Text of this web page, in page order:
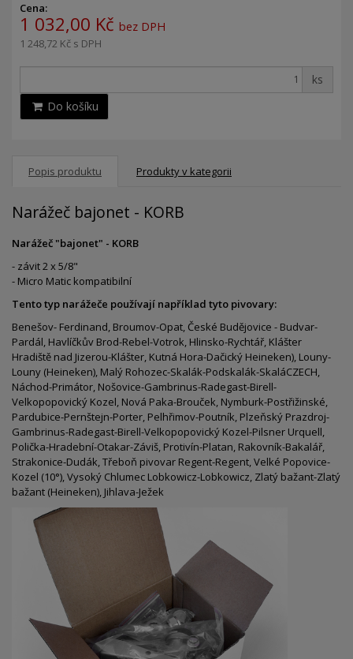
Cena:
1 032,00 Kč bez DPH
1 248,72 Kč s DPH
ks
Do košíku
Popis produktu Produkty v kategorii
Narážeč bajonet - KORB
Narážeč "bajonet" - KORB
- závit 2 x 5/8"
- Micro Matic kompatibilní
Tento typ narážeče používají například tyto pivovary:
Benešov- Ferdinand, Broumov-Opat, České Budějovice - Budvar-
Pardál, Havlíčkův Brod-Rebel-Votrok, Hlinsko-Rychtář, Klášter
Hradiště nad Jizerou-Klášter, Kutná Hora-Dačický Heineken), Louny-
Louny (Heineken), Malý Rohozec-Skalák-Podskalák-SkaláCZECH,
Náchod-Primátor, Nošovice-Gambrinus-Radegast-Birell-
Velkopopovický Kozel, Nová Paka-Brouček, Nymburk-Postřižinské,
Pardubice-Pernštejn-Porter, Pelhřimov-Poutník, Plzeňský Prazdroj-
Gambrinus-Radegast-Birell-Velkopopovický Kozel-Pilsner Urquell,
Polička-Hradební-Otakar-Záviš, Protivín-Platan, Rakovník-Bakalář,
Strakonice-Dudák, Třeboň pivovar Regent-Regent, Velké Popovice-
Kozel (10°), Vysoký Chlumec Lobkowicz-Lobkowicz, Zlatý bažant-Zlatý
bažant (Heineken), Jihlava-Ježek